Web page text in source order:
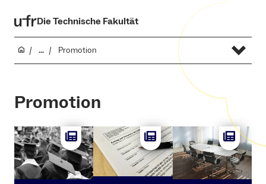
Die Technische Fakultät
... Promotion
Promotion